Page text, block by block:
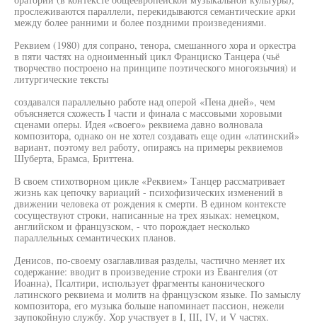
прослеживаются параллели, перекидываются семантические арки
между более ранними и более поздними произведениями.
Реквием (1980) для сопрано, тенора, смешанного хора и оркестра
в пяти частях на одноименный цикл Франциско Танцера (чьё
творчество построено на принципе поэтического многоязычия) и
литургические тексты
создавался параллельно работе над оперой «Пена дней», чем
объясняется схожесть I части и финала с массовыми хоровыми
сценами оперы. Идея «своего» реквиема давно волновала
композитора, однако он не хотел создавать еще один «латинский»
вариант, поэтому вел работу, опираясь на примеры реквиемов
Шуберта, Брамса, Бриттена.
В своем стихотворном цикле «Реквием» Танцер рассматривает
жизнь как цепочку вариаций - психофизических изменений в
движении человека от рождения к смерти. В едином контексте
сосуществуют строки, написанные на трех языках: немецком,
английском и французском, - что порождает несколько
параллельных семантических планов.
Денисов, по-своему озаглавливая разделы, частично меняет их
содержание: вводит в произведение строки из Евангелия (от
Иоанна), Псалтири, использует фрагменты канонического
латинского реквиема и молитв на французском языке. По замыслу
композитора, его музыка больше напоминает пассион, нежели
заупокойную службу. Хор участвует в I, III, IV, и V частях.